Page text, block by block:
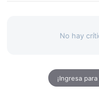
No hay
¡Ingresa